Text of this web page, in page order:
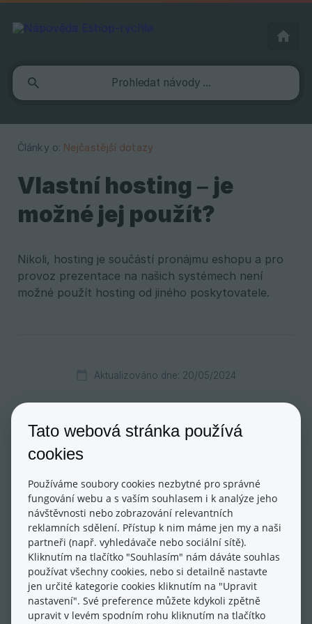
Nejčastější dotazy
Články o: Nejčastější dotazy
Vlastní hosting – je
možné jej použít?
Nikoli, hosting je součástí pronájmu eshopu a pro
provoz prezentace na našich systémech není
možné použít hosting od jiného poskytovatele.
Aktualizováno dne: 20/05/2024
Ano Ne
Tato webová stránka používá
cookies
Používáme soubory cookies nezbytné pro správné
fungování webu a s vaším souhlasem i k analýze jeho
návštěvnosti nebo zobrazování relevantních
reklamních sdělení. Přístup k nim máme jen my a naši
partneři (např. vyhledávače nebo sociální sítě).
Kliknutím na tlačítko "Souhlasím" nám dáváte souhlas
používat všechny cookies, nebo si detailně nastavte
jen určité kategorie cookies kliknutím na "Upravit
nastavení". Své preference můžete kdykoli zpětně
upravit v levém spodním rohu kliknutím na tlačítko